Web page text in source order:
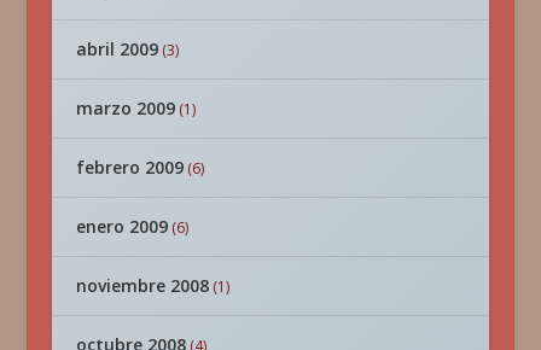
abril 2009(3)
marzo 2009(1)
febrero 2009(6)
enero 2009(6)
noviembre 2008(1)
octubre 2008(4)